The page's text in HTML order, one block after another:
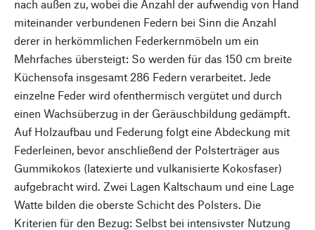
nach außen zu, wobei die Anzahl der aufwendig von Hand
miteinander verbundenen Federn bei Sinn die Anzahl
derer in herkömmlichen Federkernmöbeln um ein
Mehrfaches übersteigt: So werden für das 150 cm breite
Küchensofa insgesamt 286 Federn verarbeitet. Jede
einzelne Feder wird ofenthermisch vergütet und durch
einen Wachsüberzug in der Geräuschbildung gedämpft.
Auf Holzaufbau und Federung folgt eine Abdeckung mit
Federleinen, bevor anschließend der Polsterträger aus
Gummikokos (latexierte und vulkanisierte Kokosfaser)
aufgebracht wird. Zwei Lagen Kaltschaum und eine Lage
Watte bilden die oberste Schicht des Polsters. Die
Kriterien für den Bezug: Selbst bei intensivster Nutzung